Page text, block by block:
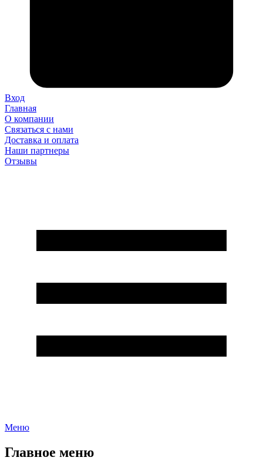
Вход
Главная
О компании
Связаться с нами
Доставка и оплата
Наши партнеры
Отзывы
Меню
Главное меню